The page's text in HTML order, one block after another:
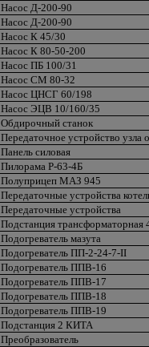
Насос Д-200-90
Насос Д-200-90
Насос К 45/30
Насос К 80-50-200
Насос ПБ 100/31
Насос СМ 80-32
Насос ЦНСГ 60/198
Насос ЭЦВ 10/160/35
Обдирочный станок
Передаточное устройство узла
Панель силовая
Пилорама Р-63-4Б
Полуприцеп МАЗ 945
Передаточные устройства
Передаточные устройства
Подстанция
Подогреватель мазута
Подогреватель ПП-2-24-7-II
Подогреватель ППВ-16
Подогреватель ППВ-17
Подогреватель ППВ-18
Подогреватель ППВ-19
Подстанция 2 КИТА
Преобразователь